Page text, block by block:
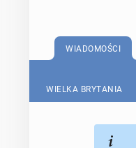
WIADOMOŚCI
WIELKA BRYTANIA